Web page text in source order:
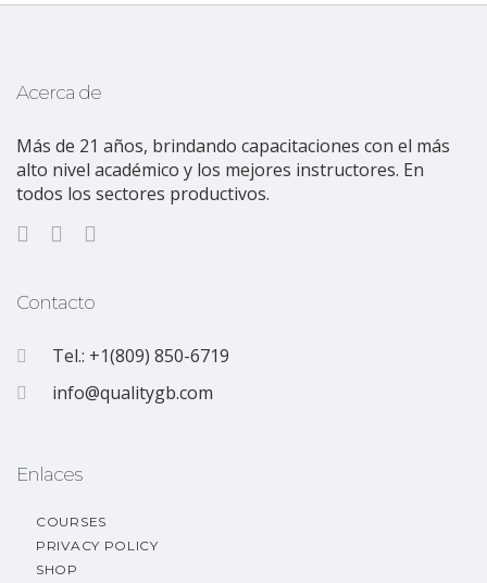
Acerca de
Más de 21 años, brindando capacitaciones con el más
alto nivel académico y los mejores instructores. En
todos los sectores productivos.
Contacto
Tel.: +1(809) 850-6719
info@qualitygb.com
Enlaces
COURSES
PRIVACY POLICY
SHOP